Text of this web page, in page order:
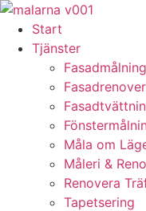
Skip
content
Start
Tjänster
Fasadmålning
Måla om
Måleri &
Renovera
Tapetsering